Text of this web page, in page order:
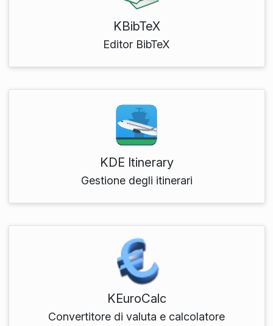
KBibTeX
Editor BibTeX
KDE Itinerary
Gestione degli itinerari
KEuroCalc
Convertitore di valuta e calcolatore